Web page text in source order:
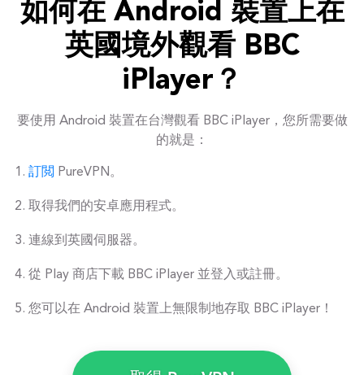
如何在 Android 裝置上在
英國境外觀看 BBC
iPlayer？
要使用 Android 裝置在台灣觀看 BBC iPlayer，您所需要做
的就是：
訂閲 PureVPN。
取得我們的安卓應用程式。
連線到英國伺服器。
從 Play 商店下載 BBC iPlayer 並登入或註冊。
您可以在 Android 裝置上無限制地存取 BBC iPlayer！